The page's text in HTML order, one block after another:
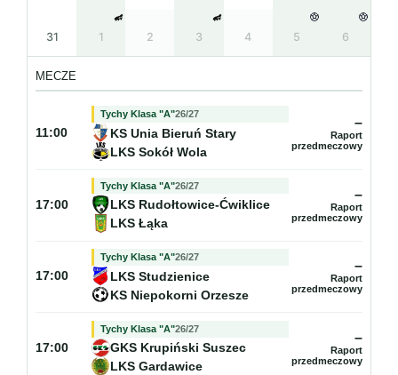
31 1 2 3 4 5 6
MECZE
11:00
Tychy Klasa "A"26/27
KS Unia Bieruń Stary
LKS Sokół Wola
–
Raport
przedmeczowy
17:00
Tychy Klasa "A"26/27
LKS Rudołtowice-Ćwiklice
LKS Łąka
–
Raport
przedmeczowy
17:00
Tychy Klasa "A"26/27
LKS Studzienice
KS Niepokorni Orzesze
–
Raport
przedmeczowy
17:00
Tychy Klasa "A"26/27
GKS Krupiński Suszec
LKS Gardawice
–
Raport
przedmeczowy